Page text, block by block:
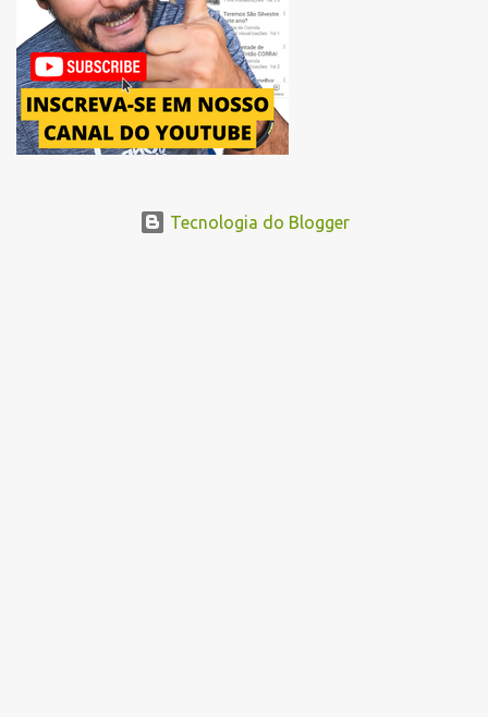
acessando a Avenida Norma Pieruccini Giannotti, a Avenida Rudge e
...
Tecnologia do Blogger